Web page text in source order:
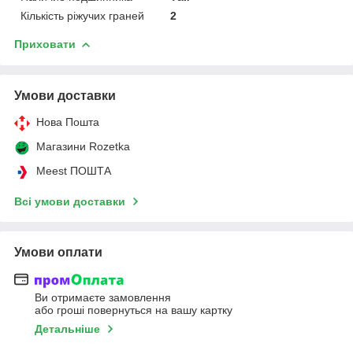
Кількість ріжучих граней
2
Приховати
Умови доставки
Нова Пошта
Магазини Rozetka
Meest ПОШТА
Всі умови доставки
Умови оплати
Ви отримаєте замовлення
або гроші повернуться на вашу картку
Детальніше